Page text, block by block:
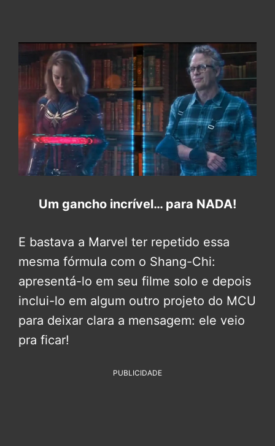
Um gancho incrível… para NADA!
E bastava a Marvel ter repetido essa
mesma fórmula com o Shang-Chi:
apresentá-lo em seu filme solo e depois
inclui-lo em algum outro projeto do MCU
para deixar clara a mensagem: ele veio
pra ficar!
PUBLICIDADE